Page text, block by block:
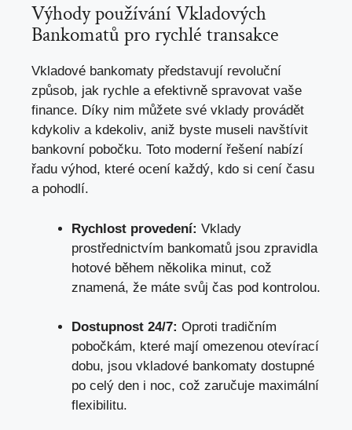
Výhody používání Vkladových
Bankomatů pro rychlé transakce
Vkladové bankomaty představují revoluční
způsob, jak rychle a efektivně spravovat vaše
finance. Díky nim můžete své vklady provádět
kdykoliv a kdekoliv, aniž byste museli navštívit
bankovní pobočku. Toto moderní řešení nabízí
řadu výhod, které ocení každý, kdo si cení času
a pohodlí.
Rychlost provedení: Vklady
prostřednictvím bankomatů jsou zpravidla
hotové během několika minut, což
znamená, že máte svůj čas pod kontrolou.
Dostupnost 24/7: Oproti tradičním
pobočkám, které mají omezenou otevírací
dobu, jsou vkladové bankomaty dostupné
po celý den i noc, což zaručuje maximální
flexibilitu.